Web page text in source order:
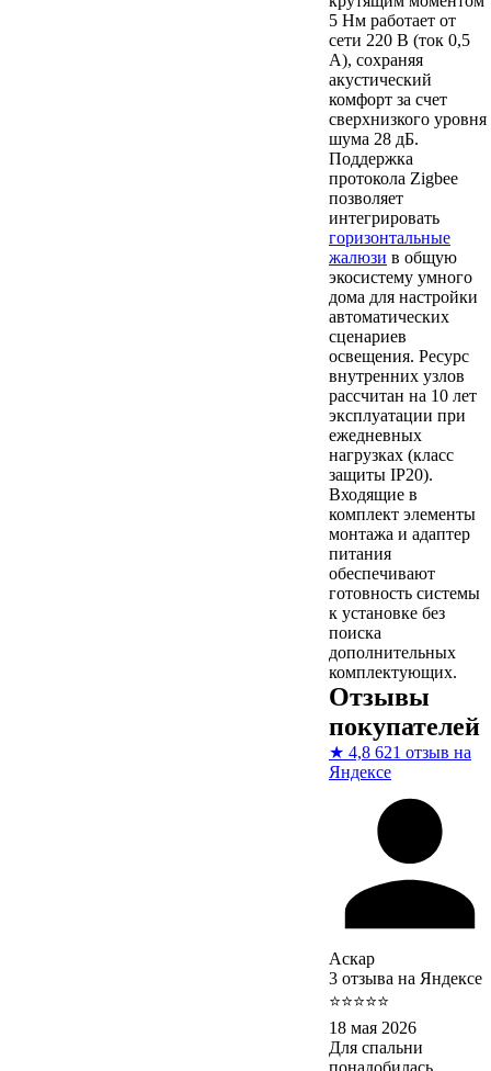
5 Нм работает от
сети 220 В (ток 0,5
А), сохраняя
акустический
комфорт за счет
сверхнизкого уровня
шума 28 дБ.
Поддержка
протокола Zigbee
позволяет
интегрировать
горизонтальные
жалюзи в общую
экосистему умного
дома для настройки
автоматических
сценариев
освещения. Ресурс
внутренних узлов
рассчитан на 10 лет
эксплуатации при
ежедневных
нагрузках (класс
защиты IP20).
Входящие в
комплект элементы
монтажа и адаптер
питания
обеспечивают
готовность системы
к установке без
поиска
дополнительных
комплектующих.
Отзывы
покупателей
★ 4,8 621 отзыв на
Яндексе
Аскар
3 отзыва на Яндексе
⭐⭐⭐⭐⭐
18 мая 2026
Для спальни
понадобилась